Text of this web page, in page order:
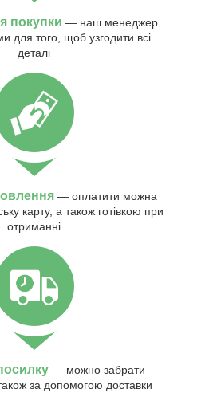
покупки — наш менеджер
для того, щоб узгодити всі
деталі
— оплатити можна
карту, а також готівкою при
отриманні
— можно забрати
за допомогою доставки